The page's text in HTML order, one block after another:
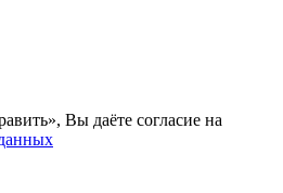
Вы даёте согласие на